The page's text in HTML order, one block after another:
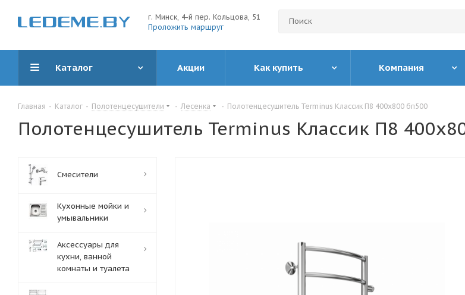
г. Минск, 4-й пер. Кольцова, 51
Проложить маршрут
Каталог Акции Как купить Компания
Главная - Каталог - Полотенцесушители - Лесенка - Полотенцесушитель Terminus Классик П8 400х800 бп500
Полотенцесушитель Terminus Классик П8
Смесители
Кухонные мойки и
умывальники
Аксессуары для
кухни, ванной
комнаты и туалета